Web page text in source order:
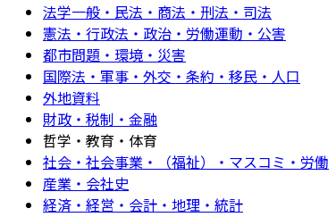
法学一般・民法・商法・刑法・司法
憲法・行政法・政治・労働運動・公害
都市問題・環境・災害
国際法・軍事・外交・条約・移民・人口
外地資料
財政・税制・金融
哲学・教育・体育
社会・社会事業・（福祉）・マスコミ・労働
産業・会社史
経済・経営・会計・地理・統計